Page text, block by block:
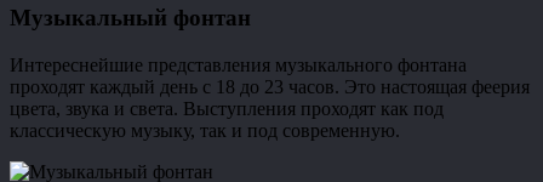
Музыкальный фонтан
Интереснейшие представления музыкального фонтана
проходят каждый день с 18 до 23 часов. Это настоящая феерия
цвета, звука и света. Выступления проходят как под
классическую музыку, так и под современную.